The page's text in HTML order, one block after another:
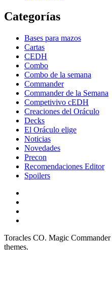
Categorías
Bases para mazos
Cartas
CEDH
Combo
Combo de la semana
Commander
Commander de la Semana
Competivivo cEDH
Creaciones del Oráculo
Decks
El Oráculo elige
Noticias
Novedades
Precon
Recomendaciones Editor
Spoilers
Toracles CO. Magic Commander
themes.